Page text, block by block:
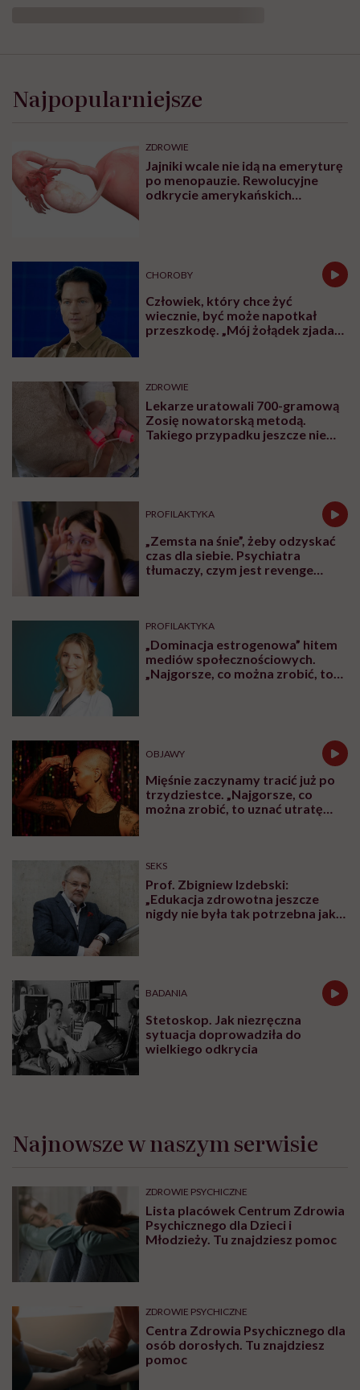
Najpopularniejsze
ZDROWIE
Jajniki wcale nie idą na emeryturę
po menopauzie. Rewolucyjne
odkrycie amerykańskich
CHOROBY
Człowiek, który chce żyć
wiecznie, być może napotkał
przeszkodę. „Mój żołądek zjada
ZDROWIE
Lekarze uratowali 700-gramową
Zosię nowatorską metodą.
Takiego przypadku jeszcze nie
PROFILAKTYKA
„Zemsta na śnie”, żeby odzyskać
czas dla siebie. Psychiatra
tłumaczy, czym jest revenge
PROFILAKTYKA
„Dominacja estrogenowa” hitem
mediów społecznościowych.
„Najgorsze, co można zrobić, to
OBJAWY
Mięśnie zaczynamy tracić już po
trzydziestce. „Najgorsze, co
można zrobić, to uznać utratę
SEKS
Prof. Zbigniew Izdebski:
„Edukacja zdrowotna jeszcze
nigdy nie była tak potrzebna jak
BADANIA
Stetoskop. Jak niezręczna
sytuacja doprowadziła do
wielkiego odkrycia
Najnowsze w naszym serwisie
ZDROWIE PSYCHICZNE
Lista placówek Centrum Zdrowia
Psychicznego dla Dzieci i
Młodzieży. Tu znajdziesz pomoc
ZDROWIE PSYCHICZNE
Centra Zdrowia Psychicznego dla
osób dorosłych. Tu znajdziesz
pomoc